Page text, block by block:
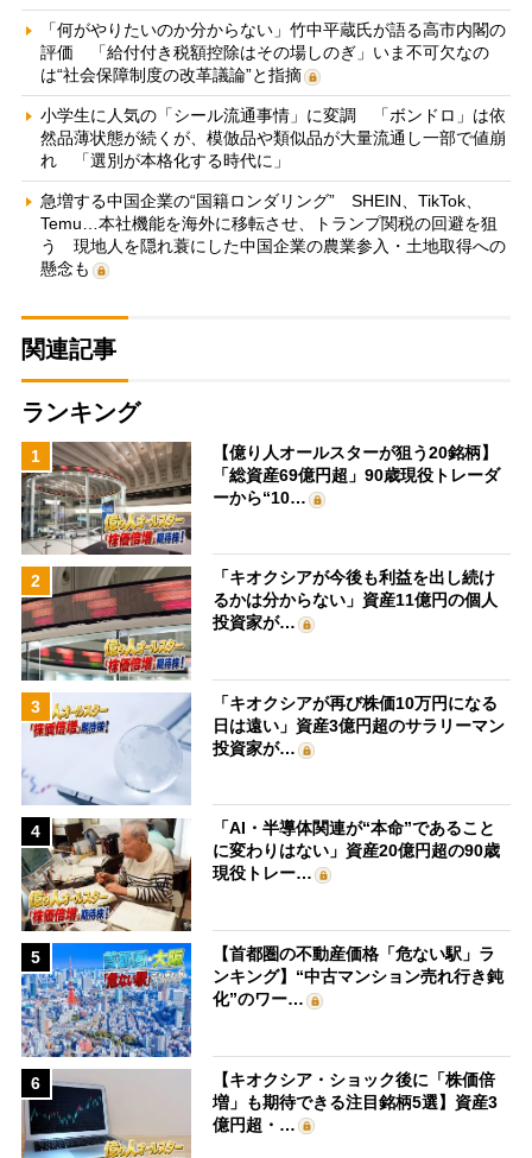
「何がやりたいのか分からない」竹中平蔵氏が語る高市内閣の
評価 「給付付き税額控除はその場しのぎ」いま不可欠なの
は“社会保障制度の改革議論”と指摘
小学生に人気の「シール流通事情」に変調 「ボンドロ」は依
然品薄状態が続くが、模倣品や類似品が大量流通し一部で値崩
れ 「選別が本格化する時代に」
急増する中国企業の“国籍ロンダリング” SHEIN、TikTok、
Temu…本社機能を海外に移転させ、トランプ関税の回避を狙
う 現地人を隠れ蓑にした中国企業の農業参入・土地取得への
懸念も
関連記事
ランキング
1
【億り人オールスターが狙う20銘柄】
「総資産69億円超」90歳現役トレーダ
ーから“10…
2
「キオクシアが今後も利益を出し続け
るかは分からない」資産11億円の個人
投資家が…
3
「キオクシアが再び株価10万円になる
日は遠い」資産3億円超のサラリーマン
投資家が…
4
「AI・半導体関連が“本命”であること
に変わりはない」資産20億円超の90歳
現役トレー…
5
【首都圏の不動産価格「危ない駅」ラ
ンキング】“中古マンション売れ行き鈍
化”のワー…
6
【キオクシア・ショック後に「株価倍
増」も期待できる注目銘柄5選】資産3
億円超・…